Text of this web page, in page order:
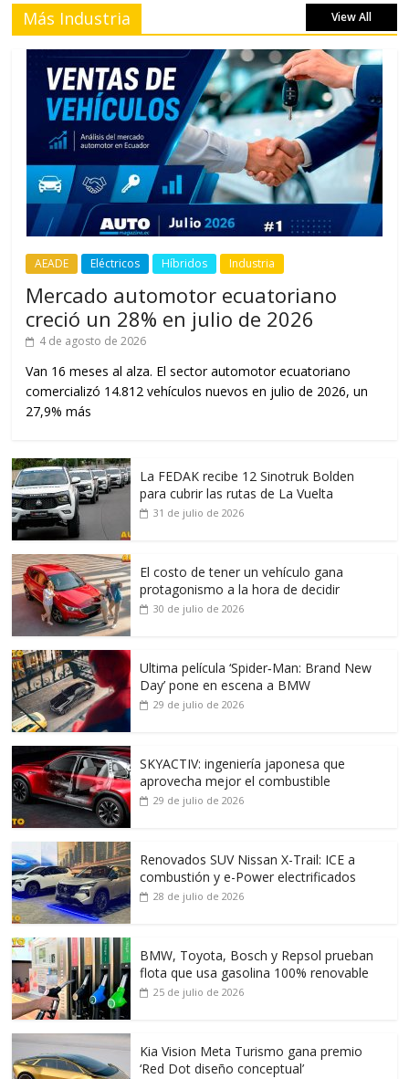
Más Industria View All
AEADE Eléctricos Híbridos Industria
Mercado automotor ecuatoriano
creció un 28% en julio de 2026
4 de agosto de 2026
Van 16 meses al alza. El sector automotor ecuatoriano
comercializó 14.812 vehículos nuevos en julio de 2026, un
27,9% más
La FEDAK recibe 12 Sinotruk Bolden
para cubrir las rutas de La Vuelta
31 de julio de 2026
El costo de tener un vehículo gana
protagonismo a la hora de decidir
30 de julio de 2026
Ultima película ‘Spider‑Man: Brand New
Day’ pone en escena a BMW
29 de julio de 2026
SKYACTIV: ingeniería japonesa que
aprovecha mejor el combustible
29 de julio de 2026
Renovados SUV Nissan X-Trail: ICE a
combustión y e-Power electrificados
28 de julio de 2026
BMW, Toyota, Bosch y Repsol prueban
flota que usa gasolina 100% renovable
25 de julio de 2026
Kia Vision Meta Turismo gana premio
‘Red Dot diseño conceptual’